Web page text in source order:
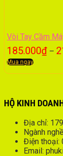
Vòi Tay Cầm
185.000₫ –
Mua ngay
HỘ KINH
Địa chỉ:
Ngành
Điện thoại:
Email: